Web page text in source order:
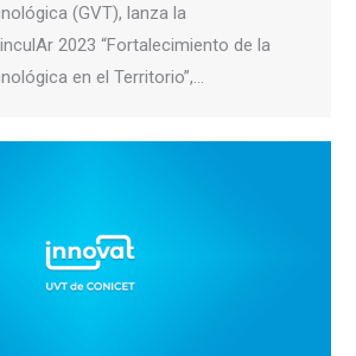
(GVT), lanza la
2023 “Fortalecimiento de la
en el Territorio”,…